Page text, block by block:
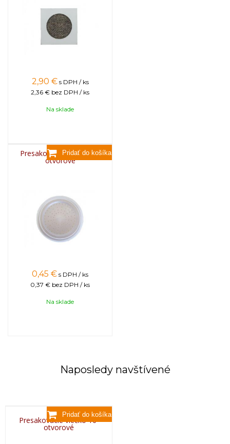
2,90 € s DPH / ks
2,36 € bez DPH / ks
Na sklade
Presakovacie viečko 80-
otvorové
0,45 € s DPH / ks
0,37 € bez DPH / ks
Na sklade
Naposledy navštívené
Presakovacie viečko 16-
otvorové